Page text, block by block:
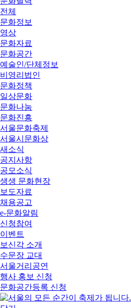
전체
문화정보
영상
문화자료
문화공간
예술인/단체정보
비영리법인
문화정책
일상문화
문화나눔
문화진흥
서울문화축제
서울시문화상
새소식
공지사항
공모소식
생생 문화현장
보도자료
채용공고
e-문화알림
신청참여
이벤트
보신각 소개
수문장 교대
서울거리공연
행사 홍보 신청
문화공간등록 신청